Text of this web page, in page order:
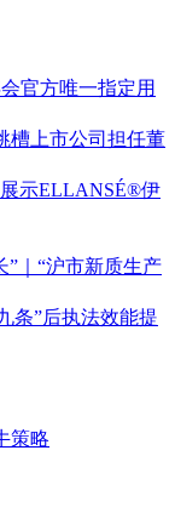
官方唯一指定用
槽上市公司担任董
示ELLANSÉ®伊
”｜“沪市新质生产
条”后执法效能提
策略